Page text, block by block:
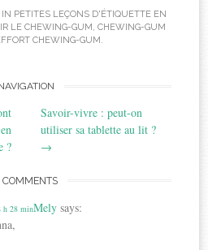
PETITES LEÇONS D'ÉTIQUETTE EN
LE CHEWING-GUM , CHEWING-GUM
CHEWING-GUM .
?
Savoir-vivre : peut-on
utiliser sa tablette au lit ?
→
COMMENTS
Mely says:
h 28 min